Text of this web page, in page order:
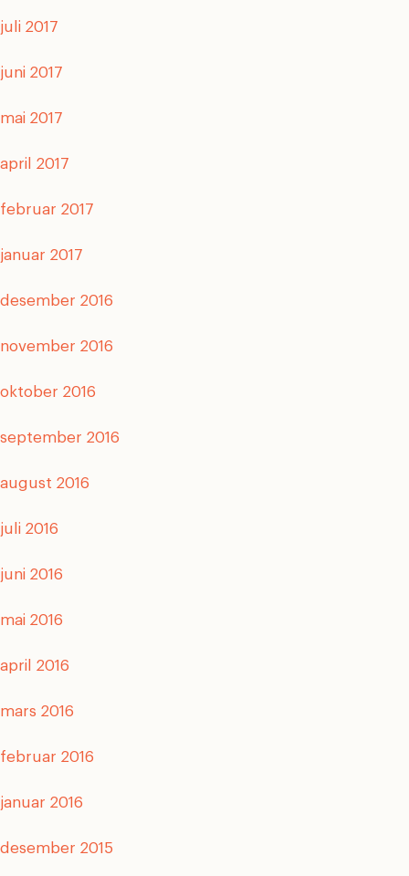
juli 2017
juni 2017
mai 2017
april 2017
februar 2017
januar 2017
desember 2016
november 2016
oktober 2016
september 2016
august 2016
juli 2016
juni 2016
mai 2016
april 2016
mars 2016
februar 2016
januar 2016
desember 2015